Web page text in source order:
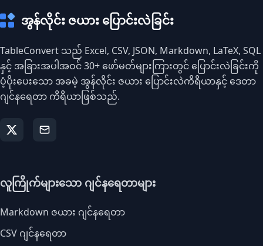
အွန်လိုင်း ဇယား ပြောင်းလဲခြင်း
TableConvert သည် Excel, CSV, JSON, Markdown, LaTeX, SQL
နှင့် အခြားအပါအဝင် 30+ ဖော်မတ်များကြားတွင် ပြောင်းလဲခြင်းကို
ပံ့ပိုးပေးသော အခမဲ့ အွန်လိုင်း ဇယား ပြောင်းလဲကိရိယာနှင့် ဒေတာ
ဂျင်နရေတာ ကိရိယာဖြစ်သည်.
လူကြိုက်များသော ဂျင်နရေတာများ
Markdown ဇယား ဂျင်နရေတာ
CSV ဂျင်နရေတာ